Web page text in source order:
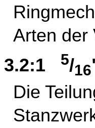
Arten der
3.2:1
5/16
Die